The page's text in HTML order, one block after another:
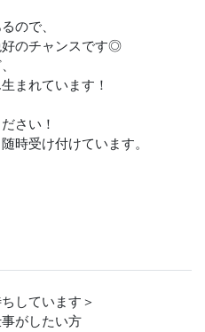
ので、
好のチャンスです◎
まれています！
さい！
時受け付けています。
しています＞
がしたい方